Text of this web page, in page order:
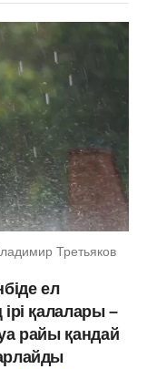
Третьяков
ел
қалалары –
райы қандай